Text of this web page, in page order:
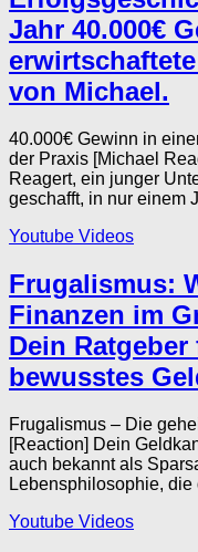
Jahr 40.000€
von Michael.
40.000€ Gewinn in
der Praxis [Michael
Reagert, ein junger
geschafft, in nur einem
Youtube Videos
Frugalismus:
Finanzen im
Dein
bewusstes
Frugalismus – Die
[Reaction] Dein
auch bekannt als
Lebensphilosophie,
Youtube Videos